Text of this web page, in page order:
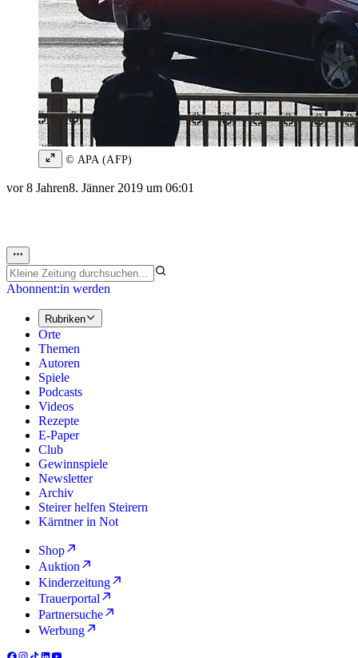
© APA (AFP)
vor 8 Jahren8. Jänner 2019 um 06:01
Abonnent:in werden
Rubriken
Orte
Themen
Autoren
Spiele
Podcasts
Videos
Rezepte
E-Paper
Club
Gewinnspiele
Newsletter
Archiv
Steirer helfen Steirern
Kärntner in Not
Shop
Auktion
Kinderzeitung
Trauerportal
Partnersuche
Werbung